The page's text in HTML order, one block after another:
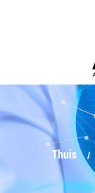
Thuis